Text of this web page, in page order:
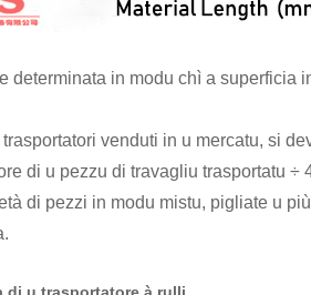
determinata in modu chì a superficia
venduti in u mercatu, si
di u pezzu di travagliu trasportatu ÷
di pezzi in modu mistu, pigliate u
di u trasportatore à rulli